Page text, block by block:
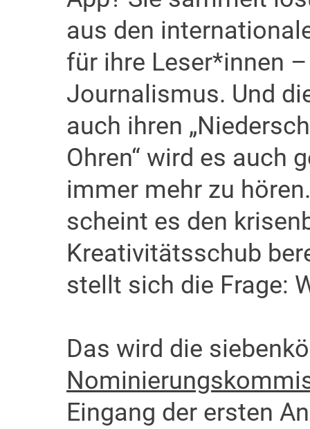
aus den
für ihre Leser*innen
Journalismus. Und
auch ihren
Ohren“ wird es auch
immer mehr zu
scheint es den
Kreativitätsschub
stellt sich die Frage:
Das wird die
Eingang der ersten